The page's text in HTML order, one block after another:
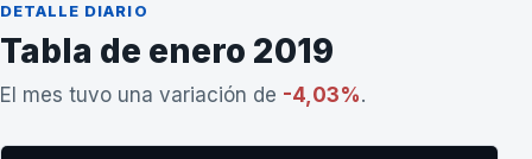
DETALLE DIARIO
Tabla de enero 2019
El mes tuvo una variación de -4,03%.